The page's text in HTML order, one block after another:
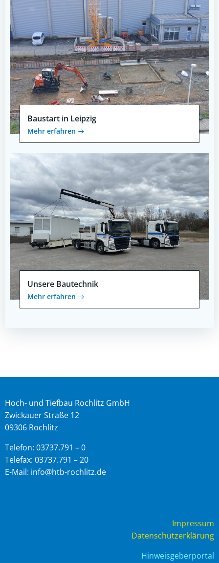
Baustart in Leipzig
Mehr erfahren
Unsere Bautechnik
Mehr erfahren
Hoch- und Tiefbau Rochlitz GmbH
Zwickauer Straße 12
09306 Rochlitz
Telefon: 03737.791 – 0
Telefax: 03737.791 – 20
E-Mail: info@htb-rochlitz.de
Impressum
Datenschutzerklärung
Hinweisgeberportal